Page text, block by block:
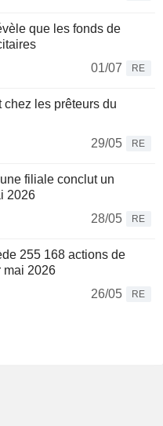
que les fonds de
01/07
RE
chez les prêteurs du
29/05
RE
filiale conclut un
2026
28/05
RE
255 168 actions de
mai 2026
26/05
RE